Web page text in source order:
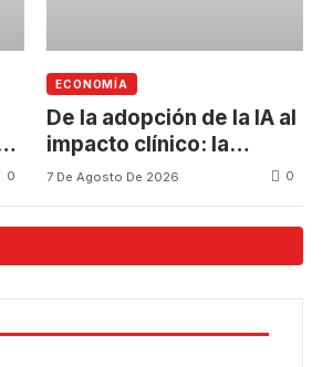
0
ECONOMÍA
De la adopción de la IA al
impacto clínico: la
siguiente frontera de la
7 De Agosto De 2026 0